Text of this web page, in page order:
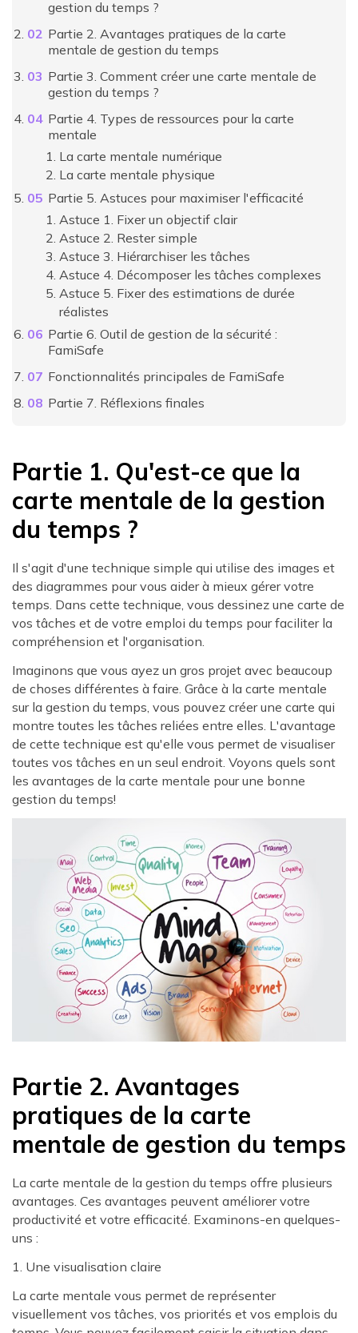
gestion du temps ?
Partie 2. Avantages pratiques de la carte
mentale de gestion du temps
Partie 3. Comment créer une carte mentale de
gestion du temps ?
Partie 4. Types de ressources pour la carte
mentale
La carte mentale numérique
La carte mentale physique
Partie 5. Astuces pour maximiser l'efficacité
Astuce 1. Fixer un objectif clair
Astuce 2. Rester simple
Astuce 3. Hiérarchiser les tâches
Astuce 4. Décomposer les tâches complexes
Astuce 5. Fixer des estimations de durée
réalistes
Partie 6. Outil de gestion de la sécurité :
FamiSafe
Fonctionnalités principales de FamiSafe
Partie 7. Réflexions finales
Partie 1. Qu'est-ce que la
carte mentale de la gestion
du temps ?
Il s'agit d'une technique simple qui utilise des images et
des diagrammes pour vous aider à mieux gérer votre
temps. Dans cette technique, vous dessinez une carte de
vos tâches et de votre emploi du temps pour faciliter la
compréhension et l'organisation.
Imaginons que vous ayez un gros projet avec beaucoup
de choses différentes à faire. Grâce à la carte mentale
sur la gestion du temps, vous pouvez créer une carte qui
montre toutes les tâches reliées entre elles. L'avantage
de cette technique est qu'elle vous permet de visualiser
toutes vos tâches en un seul endroit. Voyons quels sont
les avantages de la carte mentale pour une bonne
gestion du temps!
Partie 2. Avantages
pratiques de la carte
mentale de gestion du temps
La carte mentale de la gestion du temps offre plusieurs
avantages. Ces avantages peuvent améliorer votre
productivité et votre efficacité. Examinons-en quelques-
uns :
1. Une visualisation claire
La carte mentale vous permet de représenter
visuellement vos tâches, vos priorités et vos emplois du